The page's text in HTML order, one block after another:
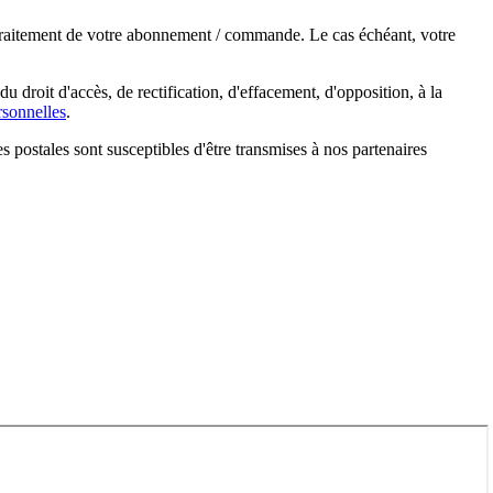
de votre abonnement / commande. Le cas échéant, votre
droit d'accès, de rectification, d'effacement, d'opposition, à la
.
postales sont susceptibles d'être transmises à nos partenaires